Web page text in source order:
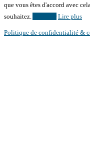
que vous êtes d'accord avec
souhaitez.
Lire plus
Politique de confidentialité &